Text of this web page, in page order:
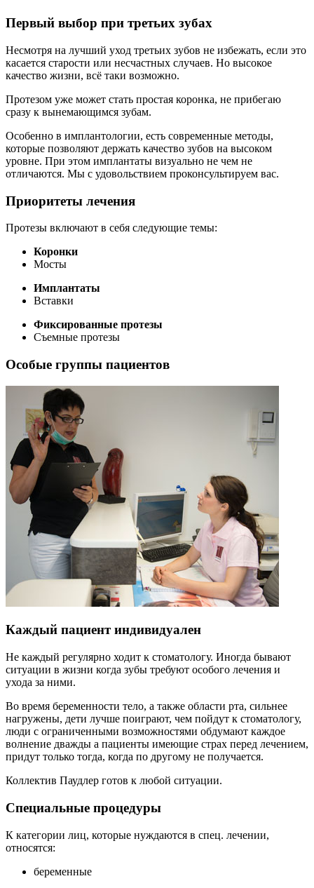
Первый выбор при третьих зубах
Несмотря на лучший уход третьих зубов не избежать, если это
касается старости или несчастных случаев. Но высокое
качество жизни, всё таки возможно.
Протезом уже может стать простая коронка, не прибегаю
сразу к вынемающимся зубам.
Особенно в имплантологии, есть современные методы,
которые позволяют держать качество зубов на высоком
уровне. При этом имплантаты визуально не чем не
отличаются. Мы с удовольствием проконсультируем вас.
Приоритеты лечения
Протезы включают в себя следующие темы:
Коронки
Мосты
Имплантаты
Вставки
Фиксированные протезы
Съемные протезы
Особые группы пациентов
Каждый пациент индивидуален
Не каждый регулярно ходит к стоматологу. Иногда бывают
ситуации в жизни когда зубы требуют особого лечения и
ухода за ними.
Во время беременности тело, а также области рта, сильнее
нагружены, дети лучше поиграют, чем пойдут к стоматологу,
люди с ограниченными возможностями обдумают каждое
волнение дважды а пациенты имеющие страх перед лечением,
придут только тогда, когда по другому не получается.
Коллектив Паудлер готов к любой ситуации.
Специальные процедуры
К категории лиц, которые нуждаются в спец. лечении,
относятся:
беременные